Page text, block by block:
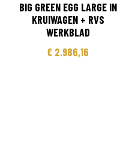
BIG GREEN EGG LARGE IN
KRUIWAGEN + RVS
WERKBLAD
€ 2.986,16